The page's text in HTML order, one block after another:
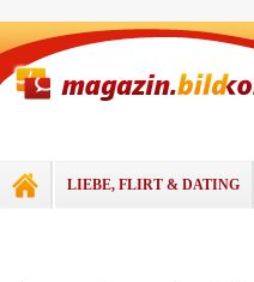
LIEBE, FLIRT & DATING